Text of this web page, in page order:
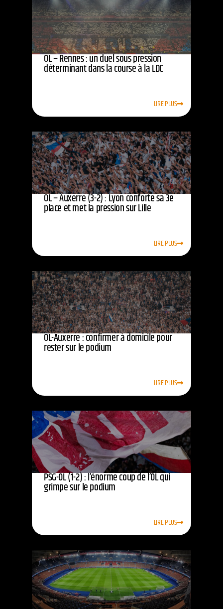
OL – Rennes : un duel sous pression
déterminant dans la course à la LDC
LIRE PLUS
OL – Auxerre (3-2) : Lyon conforte sa 3e
place et met la pression sur Lille
LIRE PLUS
OL-Auxerre : confirmer à domicile pour
rester sur le podium
LIRE PLUS
PSG-OL (1-2) : l’énorme coup de l’OL qui
grimpe sur le podium
LIRE PLUS